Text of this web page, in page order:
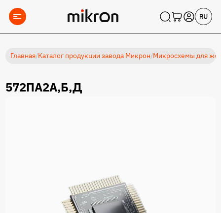
Главная/Каталог продукции завода Микрон/Микросхемы для
572ПА2А,Б,Д